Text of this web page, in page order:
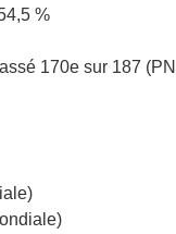
%
170e sur 187